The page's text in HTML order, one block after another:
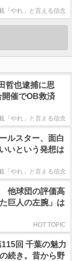
「やれ」と言える信念
哲也逮捕に思
開催でOB救済
「やれ」と言える信念
ルスター、面白
いという発想は
「やれ」と言える信念
他球団の評価高
巨人の左腕」は
HOT TOPIC
回 千葉の魅力
続き。昔から野